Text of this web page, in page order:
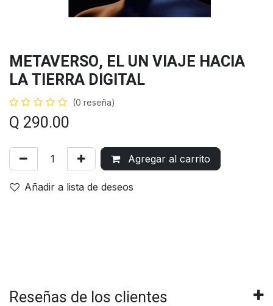
METAVERSO, EL UN VIAJE HACIA
LA TIERRA DIGITAL
(0 reseña)
Q 290.00
Agregar al carrito
Añadir a lista de deseos
Reseñas de los clientes